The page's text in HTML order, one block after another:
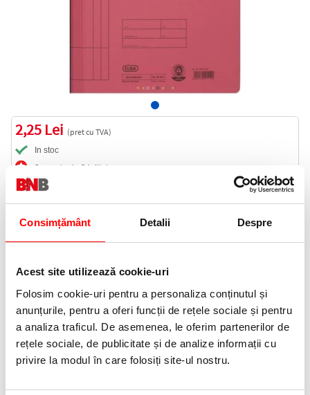
Consimțământ Detalii Despre
Acest site utilizează cookie-uri
Folosim cookie-uri pentru a personaliza conținutul și
anunțurile, pentru a oferi funcții de rețele sociale și pentru
a analiza traficul. De asemenea, le oferim partenerilor de
rețele sociale, de publicitate și de analize informații cu
privire la modul în care folosiți site-ul nostru.
2,25 Lei (pret cu TVA)
In stoc
3 puncte de fidelitate
Bucati:
0372 552 601
Adauga in wishlist
Descriere Dosar A4, GT Elba, rosu